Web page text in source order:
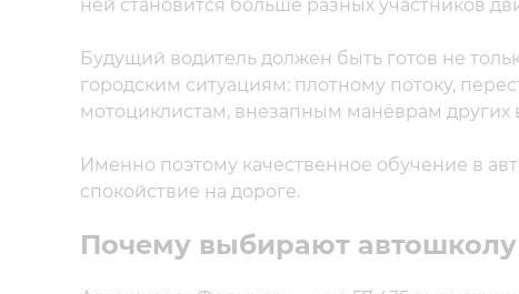
ней становится больше разных участников
Будущий водитель должен быть готов не
городским ситуациям: плотному потоку,
мотоциклистам, внезапным манёврам других
Именно поэтому качественное обучение в
спокойствие на дороге.
Почему выбирают